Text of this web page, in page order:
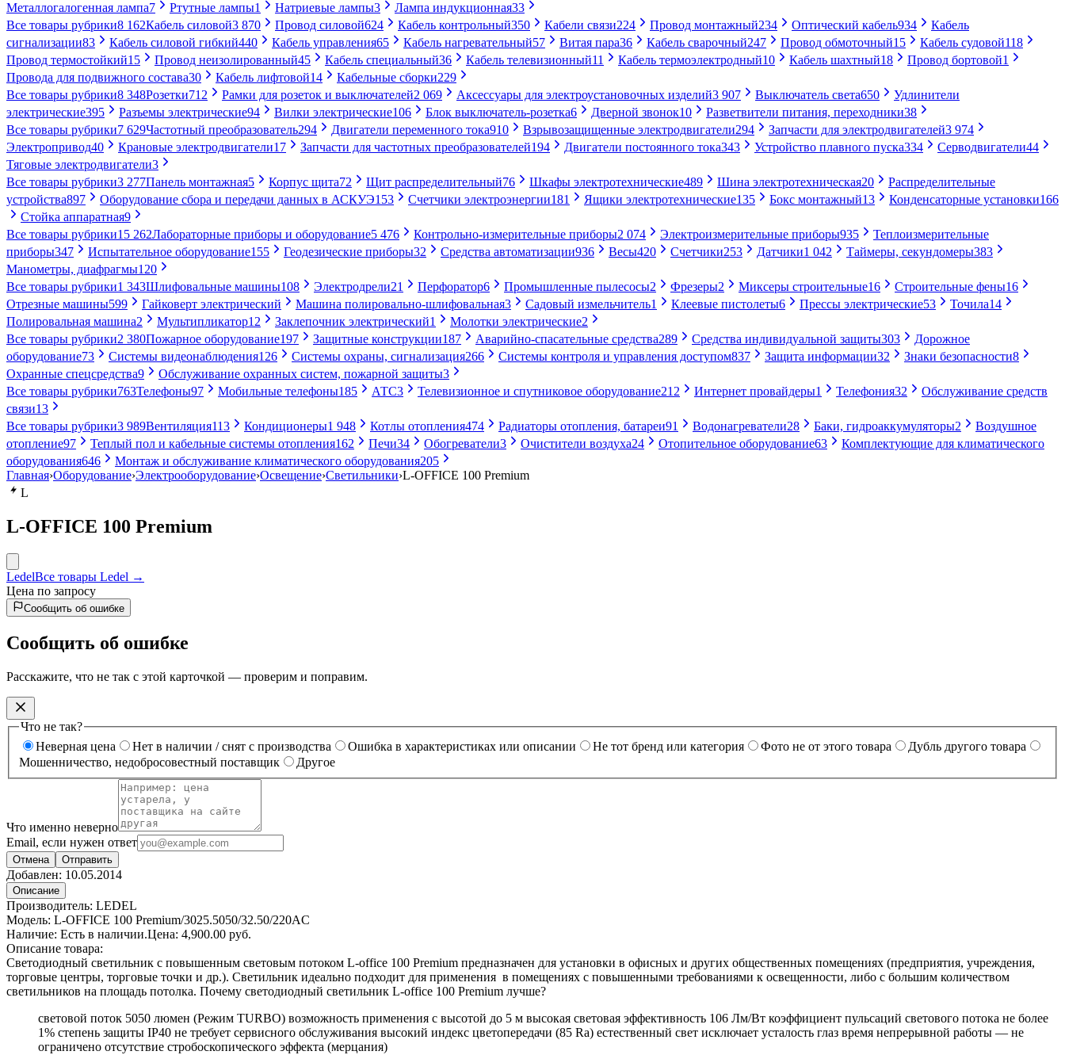
Металлогалогенная лампа7 Ртутные лампы1 Натриевые лампы3 Лампа индукционная33
Все товары рубрики8 162Кабель силовой3 870 Провод силовой624 Кабель контрольный350 Кабели связи224 Провод монтажный234 Оптический кабель934
Кабель
сигнализации83 Кабель силовой гибкий440 Кабель управления65 Кабель нагревательный57 Витая пара36 Кабель сварочный247 Провод обмоточный15 Кабель судовой118
Провод термостойкий15 Провод неизолированный45 Кабель специальный36 Кабель телевизионный11 Кабель термоэлектродный10 Кабель шахтный18 Провод бортовой1
Провода для подвижного состава30 Кабель лифтовой14 Кабельные сборки229
Все товары рубрики8 348Розетки712 Рамки для розеток и выключателей2 069 Аксессуары для электроустановочных изделий3 907 Выключатель света650
Удлинители
электрические395 Разъемы электрические94 Вилки электрические106 Блок выключатель-розетка6 Дверной звонок10 Разветвители питания, переходники38
Все товары рубрики7 629Частотный преобразователь294 Двигатели переменного тока910 Взрывозащищенные электродвигатели294 Запчасти для электродвигателей3 974
Электропривод40 Крановые электродвигатели17 Запчасти для частотных преобразователей194 Двигатели постоянного тока343 Устройство плавного пуска334 Серводвигатели44
Тяговые электродвигатели3
Все товары рубрики3 277Панель монтажная5 Корпус щита72 Щит распределительный76 Шкафы электротехнические489 Шина электротехническая20
Распределительные
устройства897 Оборудование сбора и передачи данных в АСКУЭ153 Счетчики электроэнергии181 Ящики электротехнические135 Бокс монтажный13 Конденсаторные установки166
Стойка аппаратная9
Все товары рубрики15 262Лабораторные приборы и оборудование5 476 Контрольно-измерительные приборы2 074 Электроизмерительные приборы935
Теплоизмерительные
приборы347 Испытательное оборудование155 Геодезические приборы32 Средства автоматизации936 Весы420 Счетчики253 Датчики1 042 Таймеры, секундомеры383
Манометры, диафрагмы120
Все товары рубрики1 343Шлифовальные машины108 Электродрели21 Перфоратор6 Промышленные пылесосы2 Фрезеры2 Миксеры строительные16 Строительные фены16
Отрезные машины599 Гайковерт электрический Машина полировально-шлифовальная3 Садовый измельчитель1 Клеевые пистолеты6 Прессы электрические53 Точила14
Полировальная машина2 Мультипликатор12 Заклепочник электрический1 Молотки электрические2
Все товары рубрики2 380Пожарное оборудование197 Защитные конструкции187 Аварийно-спасательные средства289 Средства индивидуальной защиты303
Дорожное
оборудование73 Системы видеонаблюдения126 Системы охраны, сигнализация266 Системы контроля и управления доступом837 Защита информации32 Знаки безопасности8
Охранные спецсредства9 Обслуживание охранных систем, пожарной защиты3
Все товары рубрики763Телефоны97 Мобильные телефоны185 АТС3 Телевизионное и спутниковое оборудование212 Интернет провайдеры1 Телефония32
Обслуживание средств
связи13
Все товары рубрики3 989Вентиляция113 Кондиционеры1 948 Котлы отопления474 Радиаторы отопления, батареи91 Водонагреватели28 Баки, гидроаккумуляторы2
Воздушное
отопление97 Теплый пол и кабельные системы отопления162 Печи34 Обогреватели3 Очистители воздуха24 Отопительное оборудование63
Комплектующие для климатического
оборудования646 Монтаж и обслуживание климатического оборудования205
Главная›Оборудование›Электрооборудование›Освещение›Светильники›L-OFFICE 100 Premium
L
L-OFFICE 100 Premium
LedelВсе товары Ledel →
Цена по запросу
Сообщить об ошибке
Сообщить об ошибке
Расскажите, что не так с этой карточкой — проверим и поправим.
Что не так?
Неверная цена
Нет в наличии / снят с производства Ошибка в характеристиках или описании Не тот бренд или категория Фото не от этого товара
Дубль другого товара
Мошенничество, недобросовестный поставщик
Другое
Что именно неверно
Email, если нужен ответ
Отмена Отправить
Добавлен: 10.05.2014
Описание
Производитель: LEDEL
Модель: L-OFFICE 100 Premium/3025.5050/32.50/220AC
Наличие: Есть в наличии.Цена: 4,900.00 руб.
Описание товара:
Светодиодный светильник с повышенным световым потоком L-office 100 Premium предназначен для установки в офисных и других общественных помещениях (предприятия, учреждения,
торговые центры, торговые точки и др.). Светильник идеально подходит для применения в помещениях с повышенными требованиями к освещенности, либо с большим количеством
светильников на площадь потолка. Почему светодиодный светильник L-office 100 Premium лучше?
световой поток 5050 люмен (Режим TURBO) возможность применения с высотой до 5 м высокая световая эффективность 106 Лм/Вт коэффициент пульсаций светового потока не более
1% степень защиты IP40 не требует сервисного обслуживания высокий индекс цветопередачи (85 Ra) естественный свет исключает усталость глаз время непрерывной работы — не
ограничено отсутствие стробоскопического эффекта (мерцания)